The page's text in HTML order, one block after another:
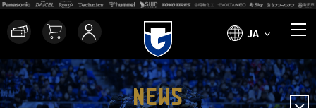
JA
NEWS